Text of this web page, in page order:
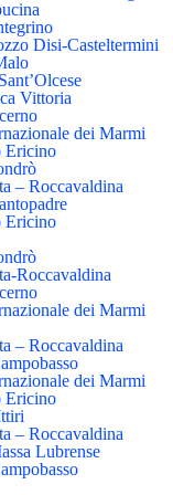
Disi-Casteltermini
Vittoria
dei Marmi
Ericino
– Roccavaldina
Ericino
Roccavaldina
dei Marmi
– Roccavaldina
dei Marmi
Ericino
– Roccavaldina
Lubrense